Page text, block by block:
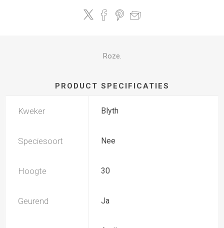
Roze.
PRODUCT SPECIFICATIES
Kweker Blyth
Speciesoort Nee
Hoogte 30
Geurend Ja